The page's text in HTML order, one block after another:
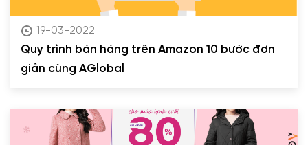
19-03-2022
Quy trình bán hàng trên Amazon 10 bước đơn
giản cùng AGlobal